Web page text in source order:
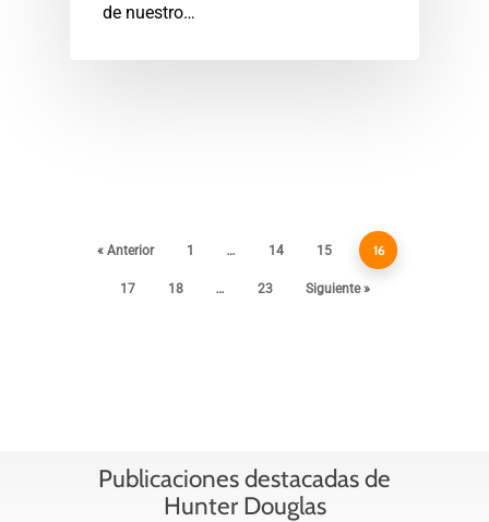
de nuestro…
« Anterior 1 … 14 15 16
17 18 … 23 Siguiente »
Publicaciones destacadas de
Hunter Douglas